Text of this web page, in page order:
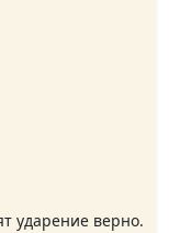
ударение верно.